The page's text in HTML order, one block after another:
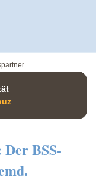
Der BSS-